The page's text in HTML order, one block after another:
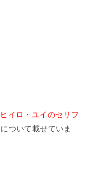
ヒイロ・ユイのセリフ
について載せていま